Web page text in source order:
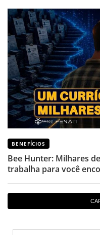
BENEFÍCIOS
Bee Hunter: Milhares
trabalha para você